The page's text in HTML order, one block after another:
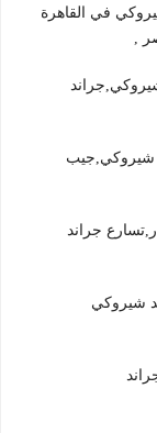
في القاهرة
,
شيروكي,جيب
للإيجار,تسارع جراند
شيروكي 2022,جراند شيروكي